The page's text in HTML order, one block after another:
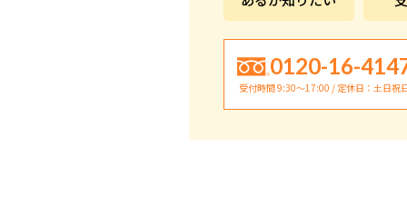
0120-16-
受付時間 9:30〜17:00 / 定休日：土日祝